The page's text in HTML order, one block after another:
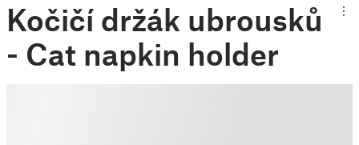
Kočičí držák ubrousků
- Cat napkin holder